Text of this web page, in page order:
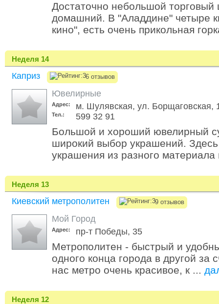
Достаточно небольшой торговый
домашний. В "Аладдине" четыре
кино", есть очень прикольная
Неделя 14
Каприз 6 отзывов
Ювелирные
Адрес: м. Шулявская, ул. Борщаговская,
Тел.: 599 32 91
Большой и хороший ювелирный
широкий выбор украшений.
украшения из разного
Неделя 13
Киевский метрополитен 9 отзывов
Мой Город
Адрес: пр-т Победы, 35
Метрополитен - быстрый и
одного конца города в другой за
нас метро очень красивое, к ...
Неделя 12